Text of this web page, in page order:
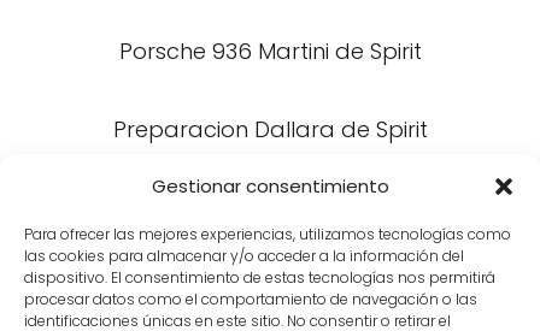
Gestionar consentimiento
Para ofrecer las mejores experiencias, utilizamos tecnologías como
las cookies para almacenar y/o acceder a la información del
dispositivo. El consentimiento de estas tecnologías nos permitirá
procesar datos como el comportamiento de navegación o las
identificaciones únicas en este sitio. No consentir o retirar el
Porsche 936 Martini de Spirit
Preparacion Dallara de Spirit